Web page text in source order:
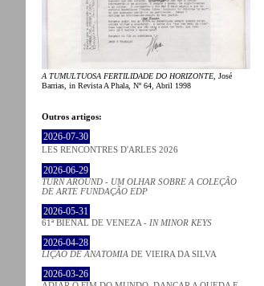
A TUMULTUOSA FERTILIDADE DO HORIZONTE, José
Barrias, in Revista A Phala, Nº 64, Abril 1998
Outros artigos:
2026-07-30
LES RENCONTRES D'ARLES 2026
2026-06-29
TURN AROUND - UM OLHAR SOBRE A COLEÇÃO
DE ARTE FUNDAÇÃO EDP
2026-05-31
61ª BIENAL DE VENEZA - IN MINOR KEYS
2026-04-28
LIÇÃO DE ANATOMIA DE VIEIRA DA SILVA
2026-03-26